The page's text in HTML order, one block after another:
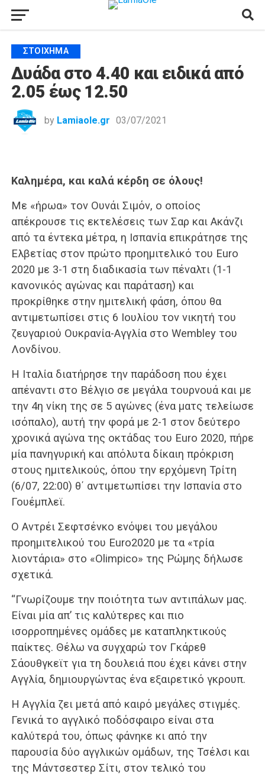
ΣΤΟΊΧΗΜΑ
Δυάδα στο 4.40 και ειδικά από
2.05 έως 12.50
by Lamiaole.gr 03/07/2021
Καλημέρα, και καλά κέρδη σε όλους!
Με «ήρωα» τον Ουνάι Σιμόν, ο οποίος
απέκρουσε τις εκτελέσεις των Σαρ και Ακάνζι
από τα έντεκα μέτρα, η Ισπανία επικράτησε της
Ελβετίας στον πρώτο προημιτελικό του Euro
2020 με 3-1 στη διαδικασία των πέναλτι (1-1
κανονικός αγώνας και παράταση) και
προκρίθηκε στην ημιτελική φάση, όπου θα
αντιμετωπίσει στις 6 Ιουλίου τον νικητή του
ζευγαριού Ουκρανία-Αγγλία στο Wembley του
Λονδίνου.
H Ιταλία διατήρησε την παράδοση που έχει
απέναντι στο Βέλγιο σε μεγάλα τουρνουά και με
την 4η νίκη της σε 5 αγώνες (ένα ματς τελείωσε
ισόπαλο), αυτή την φορά με 2-1 στον δεύτερο
χρονικά αγώνα της οκτάδας του Euro 2020, πήρε
μία πανηγυρική και απόλυτα δίκαιη πρόκριση
στους ημιτελικούς, όπου την ερχόμενη Τρίτη
(6/07, 22:00) θ΄ αντιμετωπίσει την Ισπανία στο
Γουέμπλεϊ.
O Αντρέι Σεφτσένκο ενόψει του μεγάλου
προημιτελικού του Euro2020 με τα «τρία
λιοντάρια» στο «Olimpico» της Ρώμης δήλωσε
σχετικά.
“Γνωρίζουμε την ποιότητα των αντιπάλων μας.
Είναι μία απ’ τις καλύτερες και πιο
ισορροπημένες ομάδες με καταπληκτικούς
παίκτες. Θέλω να συγχαρώ τον Γκάρεθ
Σάουθγκεϊτ για τη δουλειά που έχει κάνει στην
Αγγλία, δημιουργώντας ένα εξαιρετικό γκρουπ.
Η Αγγλία ζει μετά από καιρό μεγάλες στιγμές.
Γενικά το αγγλικό ποδόσφαιρο είναι στα
καλύτερά του, όπως φάνηκε κι από την
παρουσία δύο αγγλικών ομάδων, της Τσέλσι και
της Μάντσεστερ Σίτι, στον τελικό του